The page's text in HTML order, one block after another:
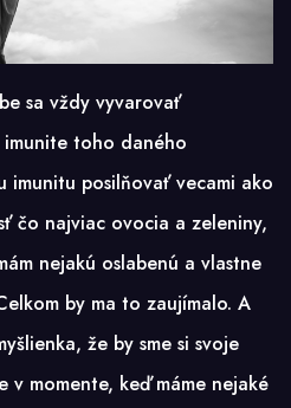
sa vždy vyvarovať
toho daného
imunitu posilňovať vecami ako
čo najviac ovocia a zeleniny,
nejakú oslabenú a vlastne
by ma to zaujímalo. A
že by sme si svoje
momente, keď máme nejaké